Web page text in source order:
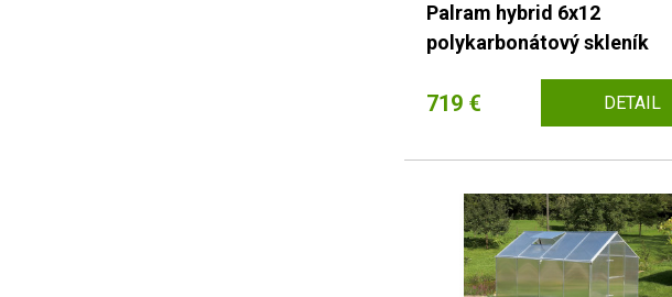
Palram hybrid 6x12
polykarbonátový skleník
719 € DETAIL